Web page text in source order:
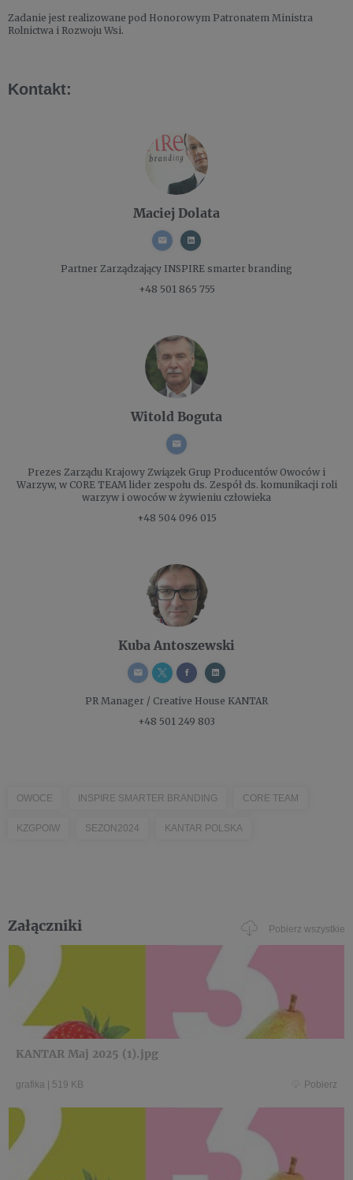
Zadanie jest realizowane pod Honorowym Patronatem Ministra
Rolnictwa i Rozwoju Wsi.
Kontakt:
Maciej Dolata
Partner Zarządzający INSPIRE smarter branding
+48 501 865 755
Witold Boguta
Prezes Zarządu Krajowy Związek Grup Producentów Owoców i
Warzyw, w CORE TEAM lider zespołu ds. Zespół ds. komunikacji roli
warzyw i owoców w żywieniu człowieka
+48 504 096 015
Kuba Antoszewski
PR Manager / Creative House KANTAR
+48 501 249 803
OWOCE INSPIRE SMARTER BRANDING CORE TEAM
KZGPOIW SEZON2024 KANTAR POLSKA
Załączniki Pobierz wszystkie
KANTAR Maj 2025 (1).jpg
grafika 519 KB Pobierz